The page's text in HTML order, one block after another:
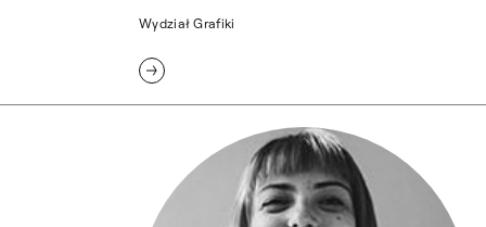
Wydział Grafiki
mgr Paulina Derecka-Sitnik